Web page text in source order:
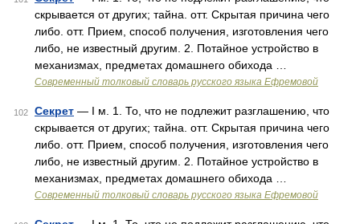
скрывается от других; тайна. отт. Скрытая причина чего
либо. отт. Прием, способ получения, изготовления чего
либо, не известный другим. 2. Потайное устройство в
механизмах, предметах домашнего обихода …
Современный толковый словарь русского языка Ефремовой
102 Секрет — I м. 1. То, что не подлежит разглашению, что
скрывается от других; тайна. отт. Скрытая причина чего
либо. отт. Прием, способ получения, изготовления чего
либо, не известный другим. 2. Потайное устройство в
механизмах, предметах домашнего обихода …
Современный толковый словарь русского языка Ефремовой